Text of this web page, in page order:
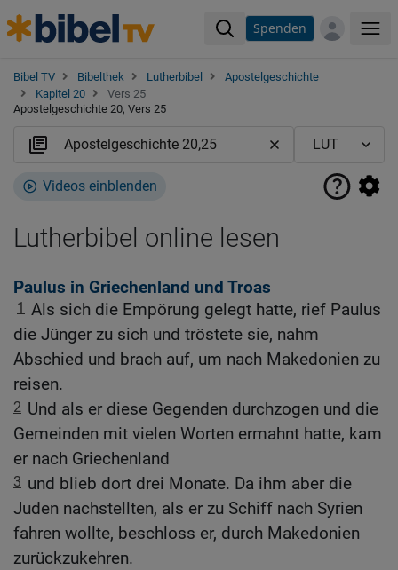
Spenden
Bibel TV Bibelthek Lutherbibel
Apostelgeschichte
Kapitel 20
Vers 25
Apostelgeschichte 20, Vers 25
Videos einblenden
Lutherbibel online lesen
Paulus in Griechenland und Troas
1 Als sich die Empörung gelegt hatte, rief Paulus
die Jünger zu sich und tröstete sie, nahm
Abschied und brach auf, um nach Makedonien zu
reisen.
2 Und als er diese Gegenden durchzogen und die
Gemeinden mit vielen Worten ermahnt hatte, kam
er nach Griechenland
3 und blieb dort drei Monate. Da ihm aber die
Juden nachstellten, als er zu Schiff nach Syrien
fahren wollte, beschloss er, durch Makedonien
zurückzukehren.